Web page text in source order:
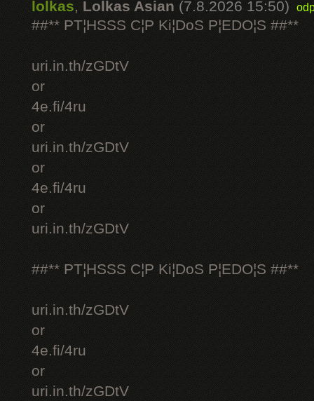
lolkas, Lolkas Asian (7.8.2026 15:50)
##** PT¦HSSS C¦P Ki¦DoS P¦EDO¦S ##**
uri.in.th/zGDtV
or
4e.fi/4ru
or
uri.in.th/zGDtV
or
4e.fi/4ru
or
uri.in.th/zGDtV
##** PT¦HSSS C¦P Ki¦DoS P¦EDO¦S ##**
uri.in.th/zGDtV
or
4e.fi/4ru
or
uri.in.th/zGDtV